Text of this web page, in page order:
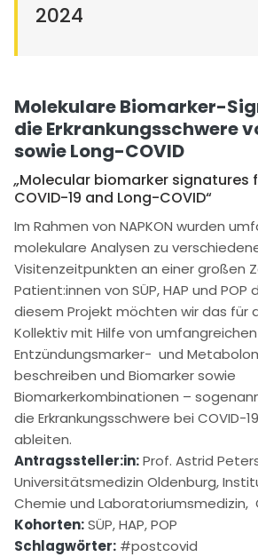
2024
Molekulare Biomarker-
die Erkrankungsschwere
sowie Long-COVID
„Molecular biomarker signatures
COVID-19 and Long-COVID“
Im Rahmen von NAPKON wurden
molekulare Analysen zu
Visitenzeitpunkten an einer großen
Patient:innen von SÜP, HAP und
diesem Projekt möchten wir das für
Kollektiv mit Hilfe von umfangreichen
Entzündungsmarker- und
beschreiben und Biomarker sowie
Biomarkerkombinationen –
die Erkrankungsschwere bei COVID-
ableiten.
Antragssteller:in:Prof. Astrid
Universitätsmedizin Oldenburg,
Chemie und Laboratoriumsmedizin,
Kohorten:SÜP, HAP, POP
Schlagwörter: #postcovid